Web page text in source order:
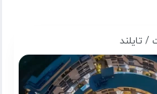
/ تایلند